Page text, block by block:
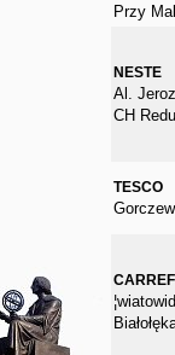
Przy
NESTE
Al.
CH
TESCO